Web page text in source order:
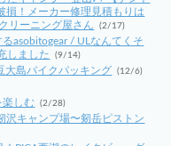
損！メーカー修理見積もりは
リーニング屋さん
(2/17)
asobitogear / ULなんてくそ
しました
(9/14)
島バイクパッキング (12/6)
楽しむ (2/28)
キャンプ場〜剱岳ピストン